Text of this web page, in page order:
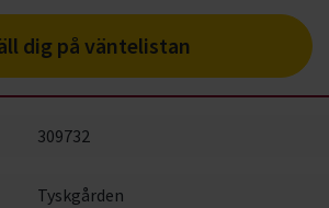
dig på väntelistan
309732
Tyskgården